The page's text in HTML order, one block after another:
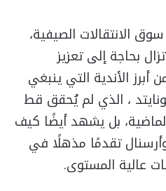
الانتقالات الصيفية،
بحاجة إلى تعزيز
الأندية التي ينبغي
، الذي لم يُحقق قط
بل يشهد أيضًا كيف
تقدمًا مذهلًا في
عالية المستوى.